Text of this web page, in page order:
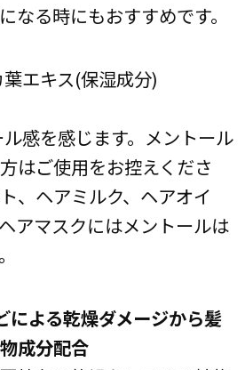
なる時にもおすすめです。
エキス(保湿成分)
感を感じます。メントール
はご使用をお控えくださ
、ヘアミルク、ヘアオイ
アマスクにはメントールは
による乾燥ダメージから髪
成分配合